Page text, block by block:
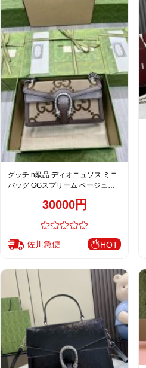
グッチ n級品 ディオニュソス ミニ
バッグ GGスプリーム ベージュブ
30000円
佐川急便 HOT